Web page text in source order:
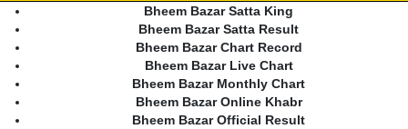
Bheem Bazar Satta King
Bheem Bazar Satta Result
Bheem Bazar Chart Record
Bheem Bazar Live Chart
Bheem Bazar Monthly Chart
Bheem Bazar Online Khabr
Bheem Bazar Official Result